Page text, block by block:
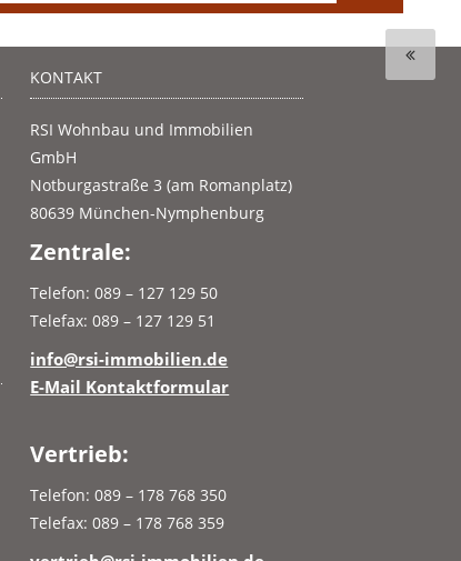
KONTAKT
RSI Wohnbau und Immobilien
GmbH
Notburgastraße 3 (am Romanplatz)
80639 München-Nymphenburg
Zentrale:
Telefon: 089 – 127 129 50
Telefax: 089 – 127 129 51
info@rsi-immobilien.de
E-Mail Kontaktformular
Vertrieb:
Telefon: 089 – 178 768 350
Telefax: 089 – 178 768 359